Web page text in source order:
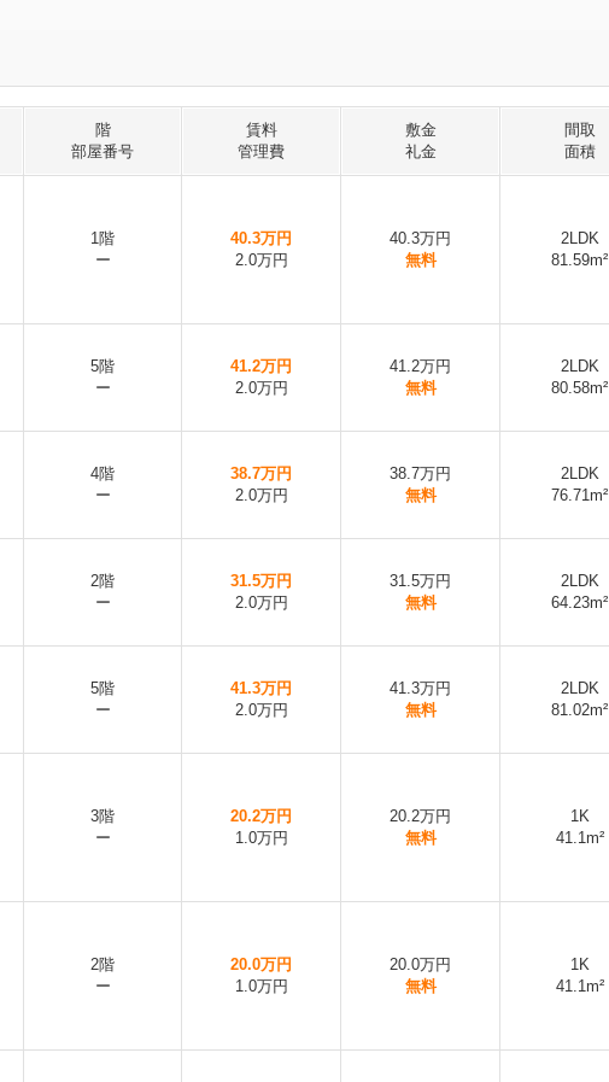
階
部屋番号
賃料
管理費
敷金
礼金
間取
面積
1階
ー
40.3万円
2.0万円
40.3万円
無料
2LDK
81.59m²
5階
ー
41.2万円
2.0万円
41.2万円
無料
2LDK
80.58m²
4階
ー
38.7万円
2.0万円
38.7万円
無料
2LDK
76.71m²
2階
ー
31.5万円
2.0万円
31.5万円
無料
2LDK
64.23m²
5階
ー
41.3万円
2.0万円
41.3万円
無料
2LDK
81.02m²
3階
ー
20.2万円
1.0万円
20.2万円
無料
1K
41.1m²
2階
ー
20.0万円
1.0万円
20.0万円
無料
1K
41.1m²